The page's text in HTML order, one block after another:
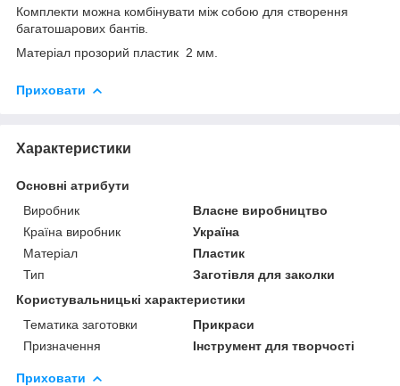
Комплекти можна комбінувати між собою для створення
багатошарових бантів.
Матеріал прозорий пластик 2 мм.
Приховати
Характеристики
Основні атрибути
Виробник
Власне виробництво
Країна виробник
Україна
Матеріал
Пластик
Тип
Заготівля для заколки
Користувальницькі характеристики
Тематика заготовки
Прикраси
Призначення
Інструмент для творчості
Приховати